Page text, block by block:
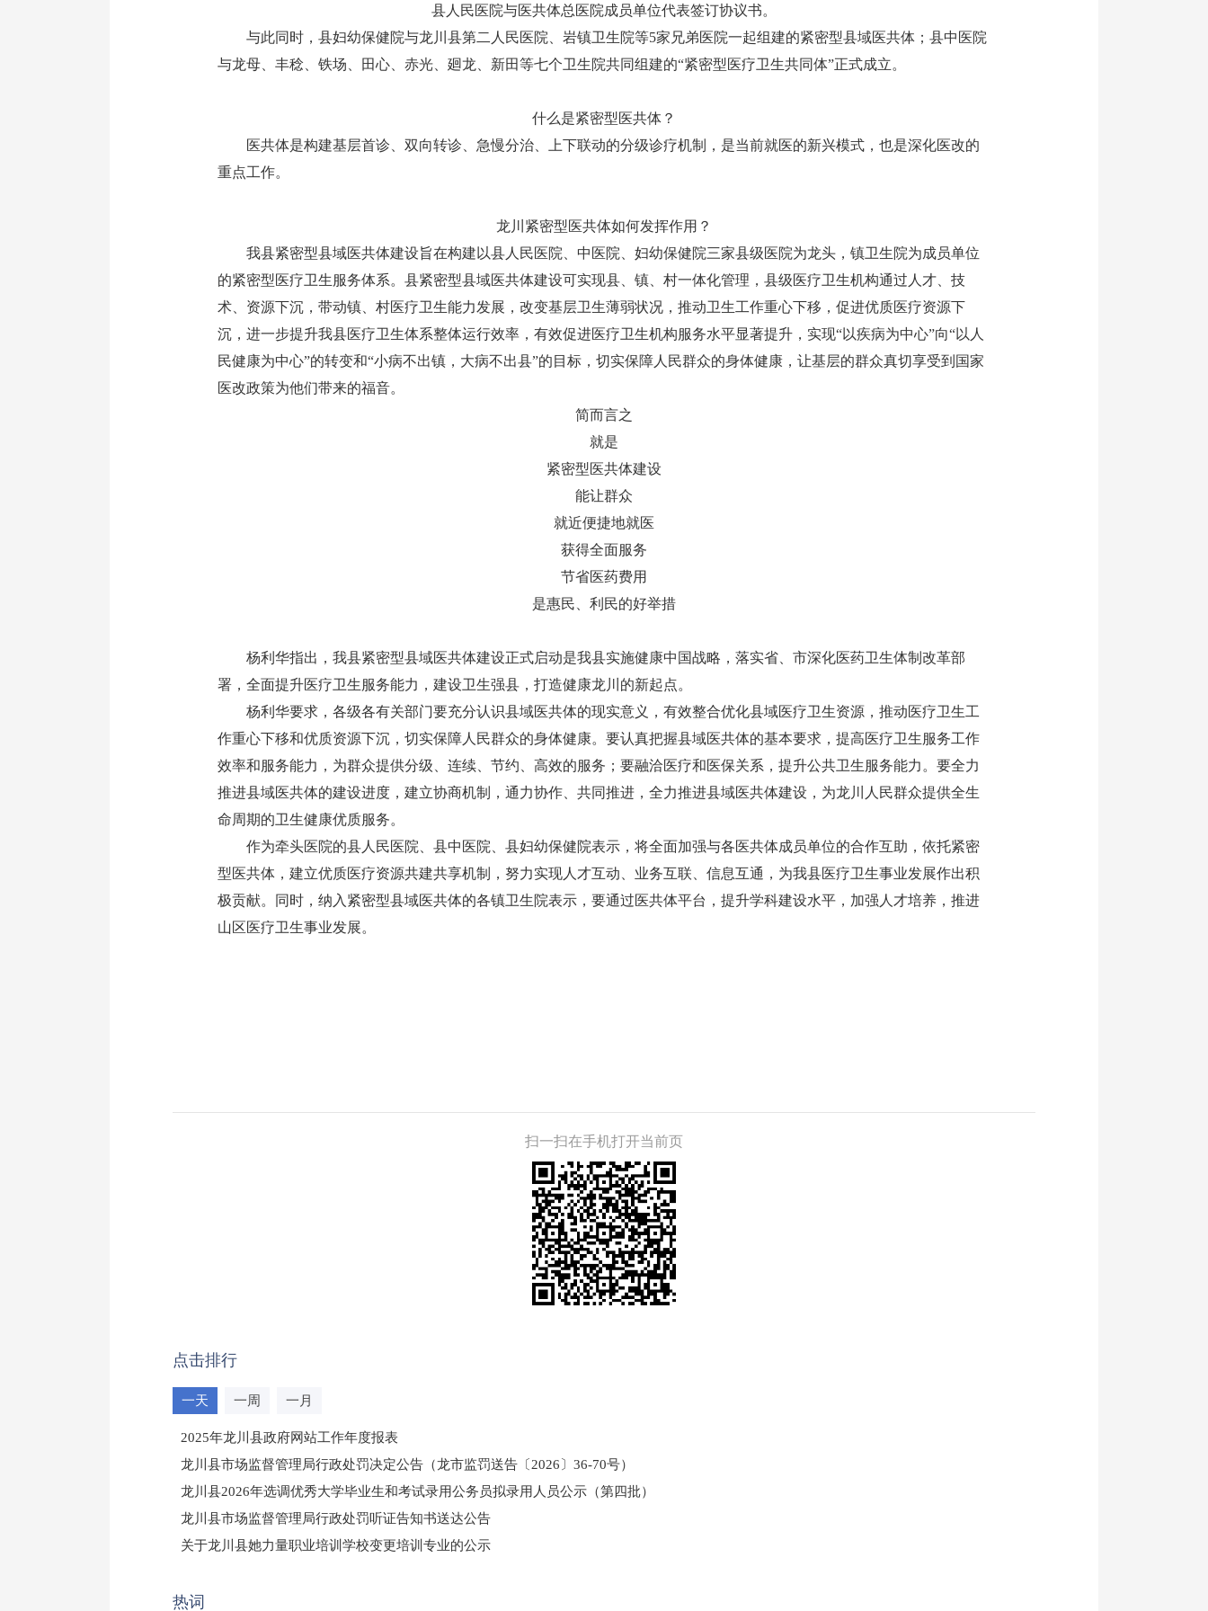
县人民医院与医共体总医院成员单位代表签订协议书。
与此同时， 县妇幼保健院与龙川县第二人民医院、岩镇卫生院等5家兄弟医院一起组建的紧密型县域医共体 ； 县中医院
与龙母、丰稔、铁场、田心、赤光、廻龙、新田等七个卫生院共同组建的“紧密型医疗卫生共同体”正式成立。
什么是紧密型医共体？
医共体是构建基层首诊、双向转诊、急慢分治、上下联动的分级诊疗机制，是当前就医的新兴模式，也是深化医改的
重点工作。
龙川紧密型医共体如何发挥作用？
我县紧密型县域医共体建设旨在构建以县人民医院、中医院、妇幼保健院三家县级医院为龙头，镇卫生院为成员单位
的紧密型医疗卫生服务体系。县紧密型县域医共体建设可实现县、镇、村一体化管理，县级医疗卫生机构通过人才、技
术、资源下沉，带动镇、村医疗卫生能力发展，改变基层卫生薄弱状况，推动卫生工作重心下移，促进优质医疗资源下
沉，进一步提升我县医疗卫生体系整体运行效率，有效促进医疗卫生机构服务水平显著提升，实现“以疾病为中心”向“以人
民健康为中心”的转变和“小病不出镇，大病不出县”的目标，切实保障人民群众的身体健康，让基层的群众真切享受到国家
医改政策为他们带来的福音。
简而言之
就是
紧密型医共体建设
能让群众
就近便捷地就医
获得全面服务
节省医药费用
是惠民、利民的好举措
杨利华指出，我县紧密型县域医共体建设正式启动是我县实施健康中国战略，落实省、市深化医药卫生体制改革部
署，全面提升医疗卫生服务能力，建设卫生强县，打造健康龙川的新起点。
杨利华要求，各级各有关部门要充分认识县域医共体的现实意义，有效整合优化县域医疗卫生资源，推动医疗卫生工
作重心下移和优质资源下沉，切实保障人民群众的身体健康。要认真把握县域医共体的基本要求，提高医疗卫生服务工作
效率和服务能力，为群众提供分级、连续、节约、高效的服务；要融洽医疗和医保关系，提升公共卫生服务能力。要全力
推进县域医共体的建设进度，建立协商机制，通力协作、共同推进，全力推进县域医共体建设，为龙川人民群众提供全生
命周期的卫生健康优质服务。
作为牵头医院的县人民医院、县中医院、县妇幼保健院表示，将全面加强与各医共体成员单位的合作互助，依托紧密
型医共体，建立优质医疗资源共建共享机制，努力实现人才互动、业务互联、信息互通，为我县医疗卫生事业发展作出积
极贡献。
同时， 纳入紧密型县域医共体的各镇卫生院表示，要通过医共体平台，提升学科建设水平，加强人才培养，推进
山区医疗卫生事业发展。
扫一扫在手机打开当前页
点击排行
一天 一周 一月
2025年龙川县政府网站工作年度报表
龙川县市场监督管理局行政处罚决定公告（龙市监罚送告〔2026〕36-70号）
龙川县2026年选调优秀大学毕业生和考试录用公务员拟录用人员公示（第四批）
龙川县市场监督管理局行政处罚听证告知书送达公告
（龙市监罚送告〔2026〕71号）
关于龙川县她力量职业培训学校变更培训专业的公示
热词